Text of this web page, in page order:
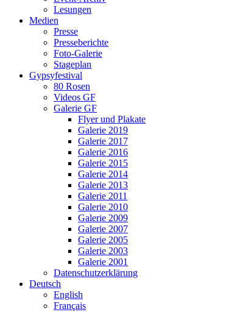
Lesungen
Medien
Presse
Presseberichte
Foto-Galerie
Stageplan
Gypsyfestival
80 Rosen
Videos GF
Galerie GF
Flyer und Plakate
Galerie 2019
Galerie 2017
Galerie 2016
Galerie 2015
Galerie 2014
Galerie 2013
Galerie 2011
Galerie 2010
Galerie 2009
Galerie 2007
Galerie 2005
Galerie 2003
Galerie 2001
Datenschutzerklärung
Deutsch
English
Français